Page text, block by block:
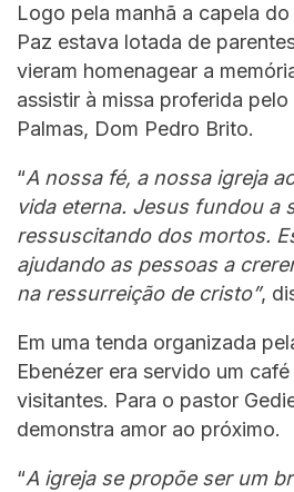
Logo pela manhã a capela
Paz estava lotada de
vieram homenagear a
assistir à missa proferida
Palmas, Dom Pedro Brito.
“A nossa fé, a nossa igreja
vida eterna. Jesus fundou a
ressuscitando dos mortos.
ajudando as pessoas a
na ressurreição de cristo”,
Em uma tenda organizada
Ebenézer era servido um
visitantes. Para o pastor
demonstra amor ao próximo.
“A igreja se propõe ser um